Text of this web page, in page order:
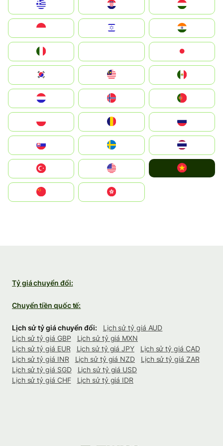
Magyarország
South Korea
United States
中國香港特別行政區
Tỷ giá chuyển đổi:
Chuyển tiền quốc tế:
Lịch sử tỷ giá chuyển đổi:
Lịch sử tỷ giá AUD
Lịch sử tỷ giá GBP
Lịch sử tỷ giá MXN
Lịch sử tỷ giá EUR
Lịch sử tỷ giá JPY
Lịch sử tỷ giá CAD
Lịch sử tỷ giá INR
Lịch sử tỷ giá NZD
Lịch sử tỷ giá ZAR
Lịch sử tỷ giá SGD
Lịch sử tỷ giá USD
Lịch sử tỷ giá CHF
Lịch sử tỷ giá IDR